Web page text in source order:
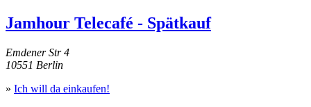
Jamhour Telecafé - Spätkauf
Emdener Str 4
10551 Berlin
» Ich will da einkaufen!